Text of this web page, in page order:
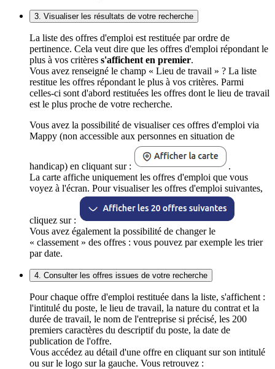
3. Visualiser les résultats de votre recherche
La liste des offres d'emploi est restituée par ordre de
pertinence. Cela veut dire que les offres d'emploi répondant le
plus à vos critères s'affichent en premier.
Vous avez renseigné le champ « Lieu de travail » ? La liste
restitue les offres répondant le plus à vos critères. Parmi
celles-ci sont d'abord restituées les offres dont le lieu de travail
est le plus proche de votre recherche.
Vous avez la possibilité de visualiser ces offres d'emploi via
Mappy (non accessible aux personnes en situation de
handicap) en cliquant sur :
.
La carte affiche uniquement les offres d'emploi que vous
voyez à l'écran. Pour visualiser les offres d'emploi suivantes,
cliquez sur :
Vous avez également la possibilité de changer le
« classement » des offres : vous pouvez par exemple les trier
par date.
4. Consulter les offres issues de votre recherche
Pour chaque offre d'emploi restituée dans la liste, s'affichent :
l'intitulé du poste, le lieu de travail, la nature du contrat et la
durée de travail, le nom de l'entreprise si précisé, les 200
premiers caractères du descriptif du poste, la date de
publication de l'offre.
Vous accédez au détail d'une offre en cliquant sur son intitulé
ou sur le logo sur la gauche. Vous retrouvez :